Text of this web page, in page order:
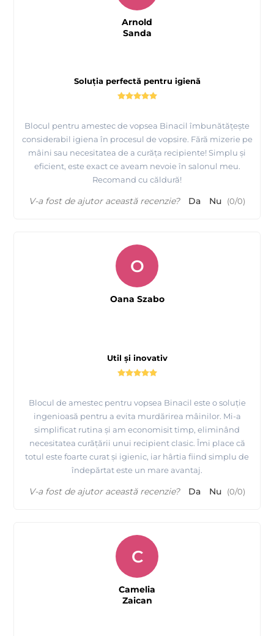
Soluția perfectă pentru igienă
Blocul pentru amestec de vopsea Binacil îmbunătățește
considerabil igiena în procesul de vopsire. Fără mizerie pe
mâini sau necesitatea de a curăța recipiente! Simplu și
eficient, este exact ce aveam nevoie în salonul meu.
Recomand cu căldură!
Arnold
Sanda
V-a fost de ajutor această recenzie? Da Nu (0/0)
Util și inovativ
Blocul de amestec pentru vopsea Binacil este o soluție
ingenioasă pentru a evita murdărirea mâinilor. Mi-a
simplificat rutina și am economisit timp, eliminând
necesitatea curățării unui recipient clasic. Îmi place că
totul este foarte curat și igienic, iar hârtia fiind simplu de
îndepărtat este un mare avantaj.
O
Oana Szabo
V-a fost de ajutor această recenzie? Da Nu (0/0)
C
Camelia
Zaican